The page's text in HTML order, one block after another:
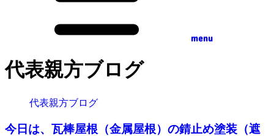
menu
代表親方ブログ
代表親方ブログ
今日は、瓦棒屋根（金属屋根）の錆止め塗装（遮